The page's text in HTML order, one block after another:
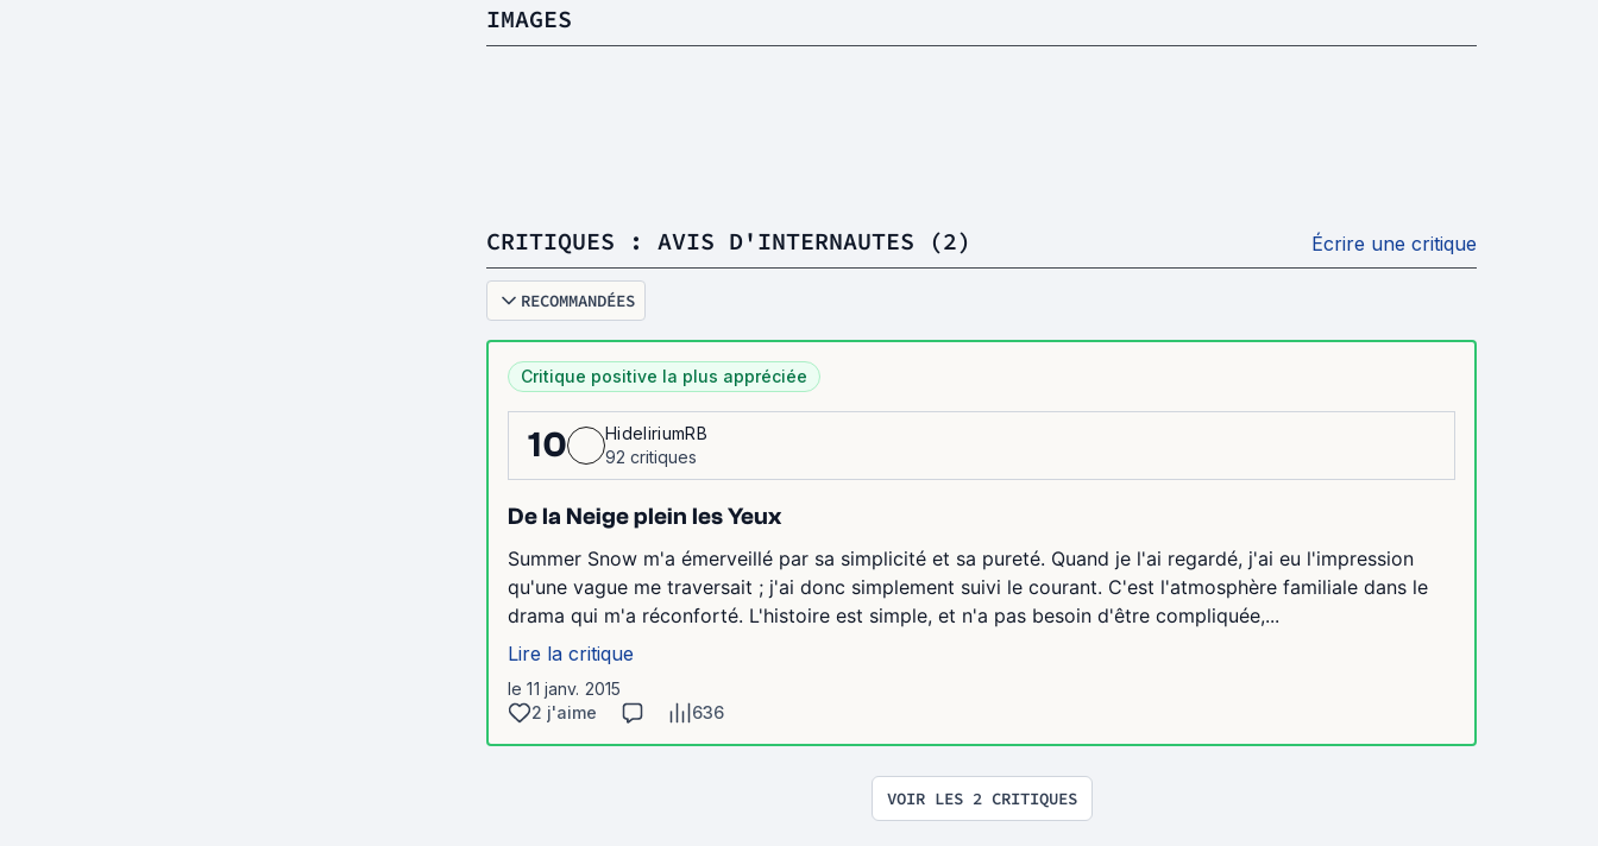
IMAGES
CRITIQUES : AVIS D'INTERNAUTES (2) Écrire une critique
RECOMMANDÉES
Critique positive la plus appréciée
10
HideliriumRB
92 critiques
De la Neige plein les Yeux
Summer Snow m'a émerveillé par sa simplicité et sa pureté. Quand je l'ai regardé, j'ai eu l'impression
qu'une vague me traversait ; j'ai donc simplement suivi le courant. C'est l'atmosphère familiale dans le
drama qui m'a réconforté. L'histoire est simple, et n'a pas besoin d'être compliquée,...
Lire la critique
le 11 janv. 2015
2 j'aime
636
VOIR LES 2 CRITIQUES